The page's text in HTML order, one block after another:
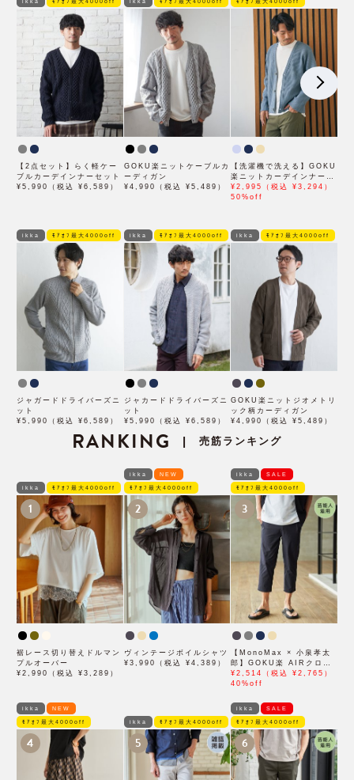
ikka ﾓｱｵﾌ最大4000off
【2点セット】らく軽ケー
ブルカーデインナーセット
¥5,990（税込 ¥6,589）
ikka ﾓｱｵﾌ最大4000off
GOKU楽ニットケーブルカ
ーディガン
¥4,990（税込 ¥5,489）
ﾓｱｵﾌ最大4000off
【洗濯機で洗える】GOKU
楽ニットカーデインナーセ
ット【2点セット】
¥2,995（税込 ¥3,294）
50%off
ikka ﾓｱｵﾌ最大4000off
ジャガードドライバーズニ
ット
¥5,990（税込 ¥6,589）
ikka ﾓｱｵﾌ最大4000off
ジャカードドライバーズニ
ット
¥5,990（税込 ¥6,589）
ikka ﾓｱｵﾌ最大4000off
GOKU楽ニットジオメトリ
ック柄カーディガン
¥4,990（税込 ¥5,489）
RANKING | 売筋ランキング
ikka ﾓｱｵﾌ最大4000off
1
裾レース切り替えドルマン
プルオーバー
¥2,990（税込 ¥3,289）
ikka NEW
ﾓｱｵﾌ最大4000off
2
ヴィンテージボイルシャツ
¥3,990（税込 ¥4,389）
ikka SALE
ﾓｱｵﾌ最大4000off
3
【MonoMax × 小泉孝太
郎】GOKU楽 AIRクロッ
プドパンツ「小泉孝太郎さ
ん着用モデル」
¥2,514（税込 ¥2,765）
40%off
ikka NEW
ﾓｱｵﾌ最大4000off
4
ikka ﾓｱｵﾌ最大4000off
5
ikka SALE
ﾓｱｵﾌ最大4000off
6